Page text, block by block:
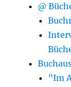
@
"Im